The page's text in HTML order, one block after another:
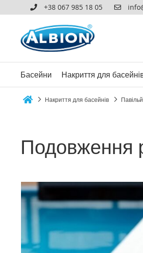
+38 067 985 18 05
Басейни Накриття для
Накриття для басейнів
Подовження
Перейти
до
галереї